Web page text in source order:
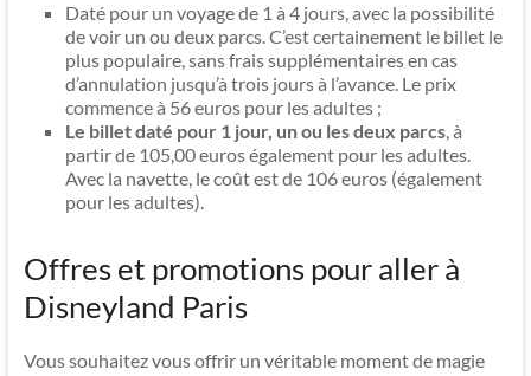
Daté pour un voyage de 1 à 4 jours, avec la possibilité
de voir un ou deux parcs. C’est certainement le billet le
plus populaire, sans frais supplémentaires en cas
d’annulation jusqu’à trois jours à l’avance. Le prix
commence à 56 euros pour les adultes ;
Le billet daté pour 1 jour, un ou les deux parcs, à
partir de 105,00 euros également pour les adultes.
Avec la navette, le coût est de 106 euros (également
pour les adultes).
Offres et promotions pour aller à
Disneyland Paris
Vous souhaitez vous offrir un véritable moment de magie